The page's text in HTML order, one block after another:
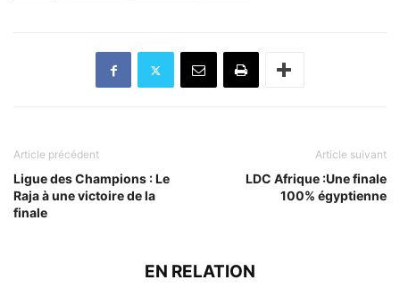
Article précédent
Ligue des Champions : Le
Raja à une victoire de la
finale
Article suivant
LDC Afrique :Une finale
100% égyptienne
EN RELATION